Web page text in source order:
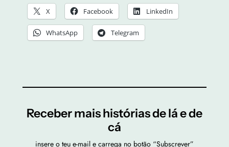
X Facebook LinkedIn
WhatsApp Telegram
Receber mais histórias de lá e de
cá
insere o teu e-mail e carrega no botão “Subscrever”